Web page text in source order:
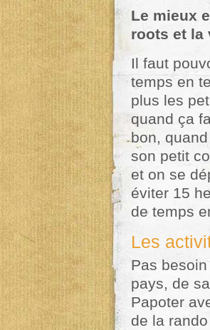
Le mieux
roots et la
Il faut
temps en
plus les
quand ça
bon,
son petit
et on se
éviter 15
de temps
Les
Pas
pays, de
Papoter
de la